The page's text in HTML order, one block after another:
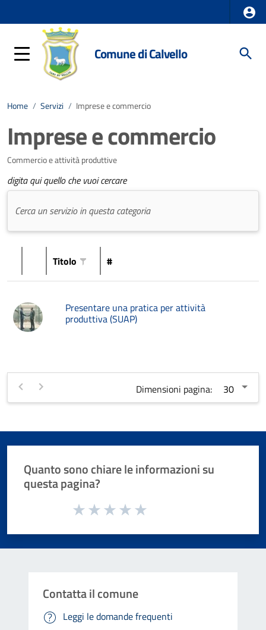
Comune di Calvello
Home / Servizi / Imprese e commercio
Imprese e commercio
Commercio e attività produttive
digita qui quello che vuoi cercare
Titolo #
Presentare una pratica per attività
produttiva (SUAP)
Dimensioni pagina:
Quanto sono chiare le informazioni su
questa pagina?
Valuta da 1 a 5 stelle la pagina
Contatta il comune
Leggi le domande frequenti